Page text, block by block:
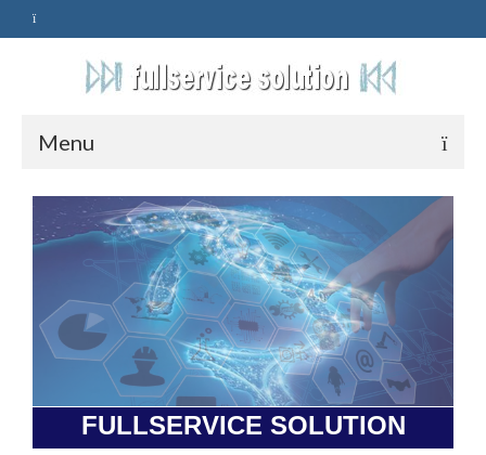
Menu
HOME
SERVIZI
ASSISTENZA
POLITICA
Qualità
PRIVACY
FULLSERVICE SOLUTION